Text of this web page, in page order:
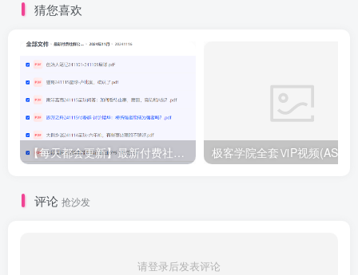
猜您喜欢
【每天都会更新】最新付费社群公众号文章 极客学院全套ⅥP视频(AS版)
评论 抢沙发
请登录后发表评论